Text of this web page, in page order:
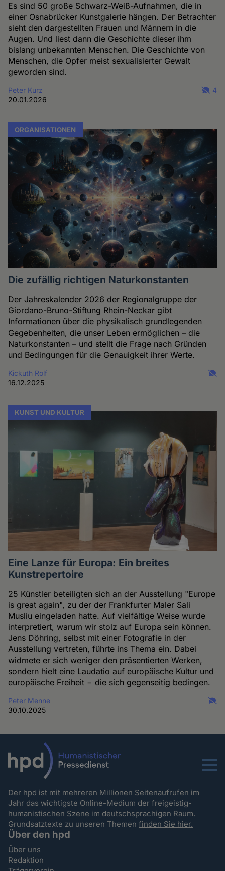
Es sind 50 große Schwarz-Weiß-Aufnahmen, die in
einer Osnabrücker Kunstgalerie hängen. Der Betrachter
sieht den dargestellten Frauen und Männern in die
Augen. Und liest dann die Geschichte dieser ihm
bislang unbekannten Menschen. Die Geschichte von
Menschen, die Opfer meist sexualisierter Gewalt
geworden sind.
Peter Kurz
20.01.2026
4
ORGANISATIONEN
Die zufällig richtigen Naturkonstanten
Der Jahreskalender 2026 der Regionalgruppe der
Giordano-Bruno-Stiftung Rhein-Neckar gibt
Informationen über die physikalisch grundlegenden
Gegebenheiten, die unser Leben ermöglichen – die
Naturkonstanten – und stellt die Frage nach Gründen
und Bedingungen für die Genauigkeit ihrer Werte.
Kickuth Rolf
16.12.2025
KUNST UND KULTUR
Eine Lanze für Europa: Ein breites
Kunstrepertoire
25 Künstler beteiligten sich an der Ausstellung "Europe
is great again", zu der der Frankfurter Maler Sali
Musliu eingeladen hatte. Auf vielfältige Weise wurde
interpretiert, warum wir stolz auf Europa sein können.
Jens Döhring, selbst mit einer Fotografie in der
Ausstellung vertreten, führte ins Thema ein. Dabei
widmete er sich weniger den präsentierten Werken,
sondern hielt eine Laudatio auf europäische Kultur und
europäische Freiheit − die sich gegenseitig bedingen.
Peter Menne
30.10.2025
Menu
Der hpd ist mit mehreren Millionen Seitenaufrufen im
Jahr das wichtigste Online-Medium der freigeistig-
humanistischen Szene im deutschsprachigen Raum.
Grundsatztexte zu unseren Themenfinden Sie hier.
Über den hpd
Über uns
Redaktion